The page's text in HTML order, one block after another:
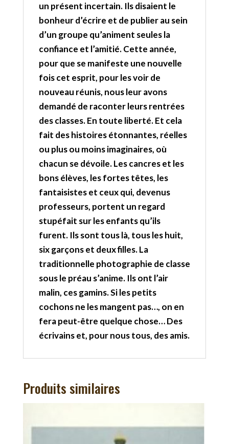
un présent incertain. Ils disaient le
bonheur d’écrire et de publier au sein
d’un groupe qu’animent seules la
confiance et l’amitié. Cette année,
pour que se manifeste une nouvelle
fois cet esprit, pour les voir de
nouveau réunis, nous leur avons
demandé de raconter leurs rentrées
des classes. En toute liberté. Et cela
fait des histoires étonnantes, réelles
ou plus ou moins imaginaires, où
chacun se dévoile. Les cancres et les
bons élèves, les fortes têtes, les
fantaisistes et ceux qui, devenus
professeurs, portent un regard
stupéfait sur les enfants qu’ils
furent. Ils sont tous là, tous les huit,
six garçons et deux filles. La
traditionnelle photographie de classe
sous le préau s’anime. Ils ont l’air
malin, ces gamins. Si les petits
cochons ne les mangent pas…, on en
fera peut-être quelque chose… Des
écrivains et, pour nous tous, des amis.
Produits similaires